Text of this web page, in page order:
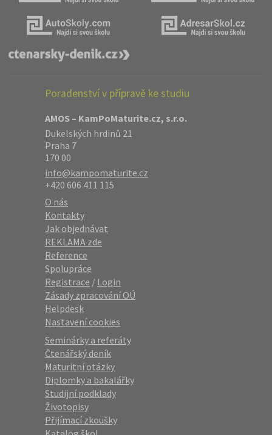
Poradenství v přípravě ke studiu
AMOS – KamPoMaturite.cz, s.r.o.
Dukelských hrdinů 21
Praha 7
170 00
info@kampomaturite.cz
+420 606 411 115
O nás
Kontakty
Jak objednávat
REKLAMA zde
Reference
Spolupráce
Registrace / Login
Zásady zpracování OÚ
Helpdesk
Nastavení cookies
Seminárky a referáty
Čtenářský deník
Maturitní otázky
Diplomky a bakalářky
Studijní podklady
Životopisy
Přijímací zkoušky